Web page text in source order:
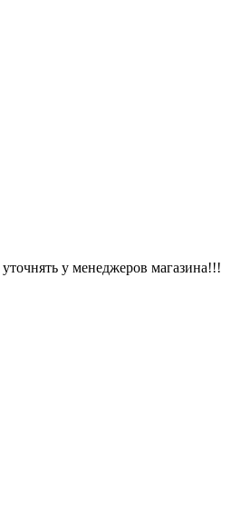
у менеджеров магазина!!!